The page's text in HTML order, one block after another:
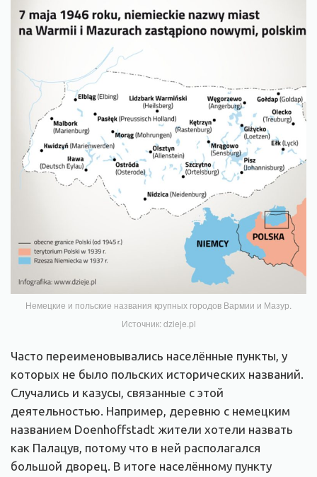
Немецкие и польские названия крупных городов Вармии и Мазур.
Источник: dzieje.pl
Часто переименовывались населённые пункты, у
которых не было польских исторических названий.
Случались и казусы, связанные с этой
деятельностью. Например, деревню с немецким
названием Doenhoffstadt жители хотели назвать
как Палацув, потому что в ней располагался
большой дворец. В итоге населённому пункту